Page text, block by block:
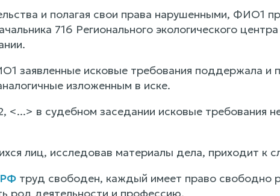
и полагая свои права нарушенными, ФИО1
716 Регионального экологического
заявленные исковые требования поддержала и
изложенным в иске.
в судебном заседании исковые требования
лиц, исследовав материалы дела, приходит к
РФтруд свободен, каждый имеет право свободно